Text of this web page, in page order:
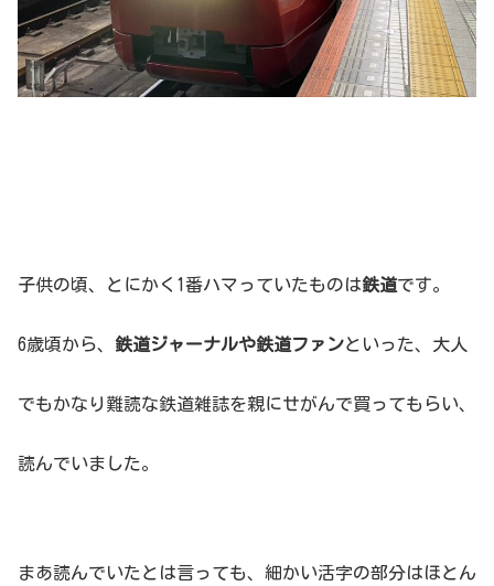
子供の頃、とにかく1番ハマっていたものは鉄道です。
6歳頃から、 鉄道ジャーナルや鉄道ファンといった、大人
でもかなり難読な鉄道雑誌を親にせがんで買ってもらい、
読んでいました。
まあ読んでいたとは言っても、細かい活字の部分はほとん